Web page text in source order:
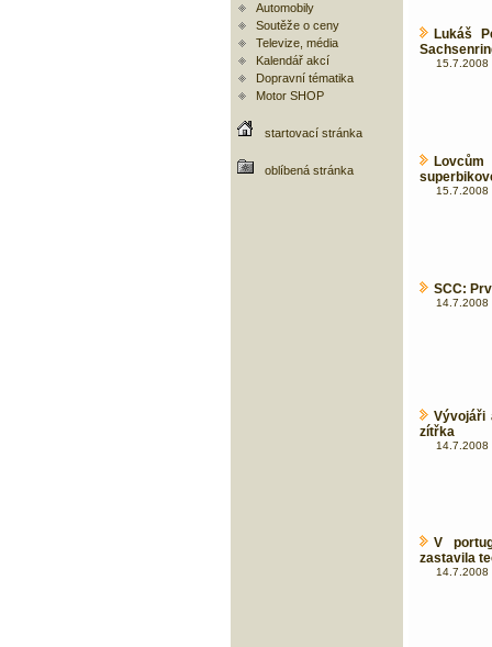
Automobily
Soutěže o ceny
Televize, média
Kalendář akcí
Dopravní tématika
Motor SHOP
startovací stránka
oblíbená stránka
Lukáš
15.7.2008
15.7.2008
SCC:
14.7.2008
Vývojáři
zítřka
14.7.2008
V
zastavila
14.7.2008